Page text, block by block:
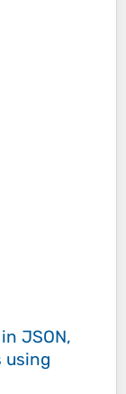
JSON,
using